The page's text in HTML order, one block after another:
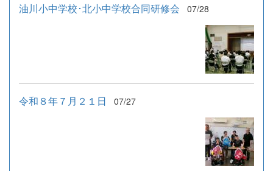
油川小中学校･北小中学校合同研修会 07/28
令和８年７月２１日 07/27